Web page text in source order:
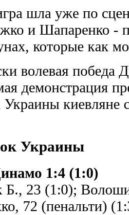
шла уже по
и Шапаренко -
которые как
волевая победа
демонстрация
киевляне
Украины
1:4 (1:0)
Б., 23 (1:0);
72 (пенальти)